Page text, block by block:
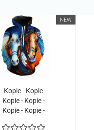
NEW
- Kopie - Kopie -
Kopie - Kopie -
Kopie - Kopie -